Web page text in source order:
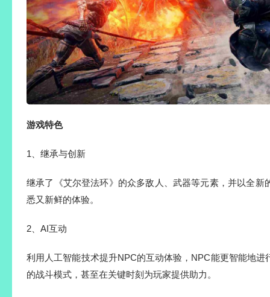
游戏特色
1、继承与创新
继承了《艾尔登法环》的众多敌人、武器等元素，并以全新
悉又新鲜的体验。
2、AI互动
利用人工智能技术提升NPC的互动体验，NPC能更智能地进
的战斗模式，甚至在关键时刻为玩家提供助力。